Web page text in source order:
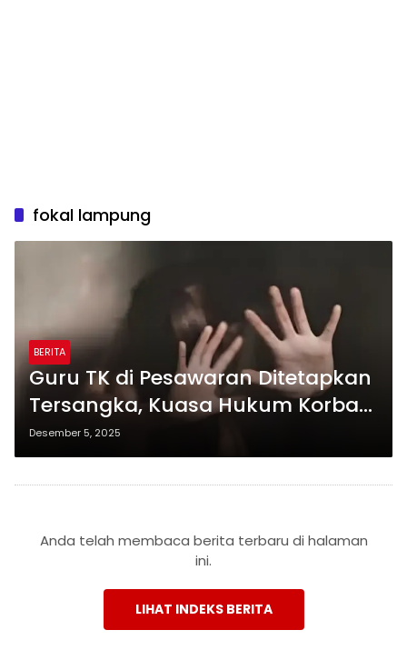
fokal lampung
BERITA
Guru TK di Pesawaran Ditetapkan
Tersangka, Kuasa Hukum Korban
Apresiasi Langkah Cepat Polres
Desember 5, 2025
Anda telah membaca berita terbaru di halaman
ini.
LIHAT INDEKS BERITA